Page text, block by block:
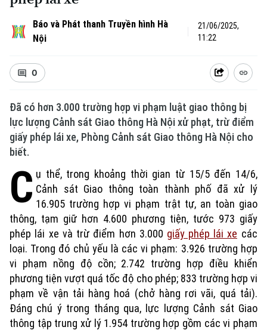
Báo và Phát thanh Truyền hình Hà
Nội
21/06/2025,
11:22
0
Đã có hơn 3.000 trường hợp vi phạm luật giao thông bị
lực lượng Cảnh sát Giao thông Hà Nội xử phạt, trừ điểm
giấy phép lái xe, Phòng Cảnh sát Giao thông Hà Nội cho
biết.
C ụ thể, trong khoảng thời gian từ 15/5 đến 14/6,
Cảnh sát Giao thông toàn thành phố đã xử lý
16.905 trường hợp vi phạm trật tự, an toàn giao
thông, tạm giữ hơn 4.600 phương tiện, tước 973 giấy
phép lái xe và trừ điểm hơn 3.000 giấy phép lái xe các
loại. Trong đó chủ yếu là các vi phạm: 3.926 trường hợp
vi phạm nồng độ cồn; 2.742 trường hợp điều khiển
phương tiện vượt quá tốc độ cho phép; 833 trường hợp vi
phạm về vận tải hàng hoá (chở hàng rơi vãi, quá tải).
Đáng chú ý trong tháng qua, lực lượng Cảnh sát Giao
thông tập trung xử lý 1.954 trường hợp gồm các vi phạm